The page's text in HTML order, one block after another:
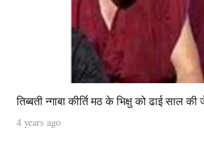
तिब्बती न्‍गाबा कीर्ति मठ के भिक्षु को ढाई साल
4 years ago